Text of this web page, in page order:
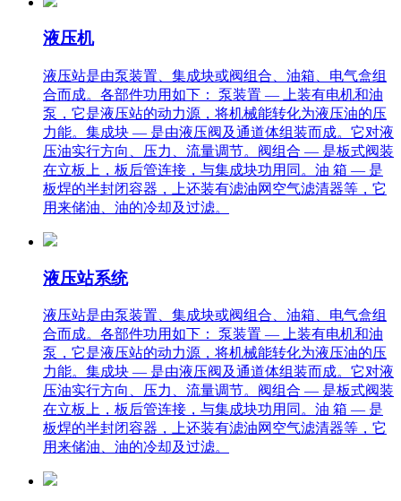
液压机
液压站是由泵装置、集成块或阀组合、油箱、电气盒组
合而成。各部件功用如下： 泵装置 — 上装有电机和油
泵，它是液压站的动力源，将机械能转化为液压油的压
力能。集成块 — 是由液压阀及通道体组装而成。它对液
压油实行方向、压力、流量调节。阀组合 — 是板式阀装
在立板上，板后管连接，与集成块功用同。油 箱 — 是
板焊的半封闭容器，上还装有滤油网空气滤清器等，它
用来储油、油的冷却及过滤。
液压站系统
液压站是由泵装置、集成块或阀组合、油箱、电气盒组
合而成。各部件功用如下： 泵装置 — 上装有电机和油
泵，它是液压站的动力源，将机械能转化为液压油的压
力能。集成块 — 是由液压阀及通道体组装而成。它对液
压油实行方向、压力、流量调节。阀组合 — 是板式阀装
在立板上，板后管连接，与集成块功用同。油 箱 — 是
板焊的半封闭容器，上还装有滤油网空气滤清器等，它
用来储油、油的冷却及过滤。